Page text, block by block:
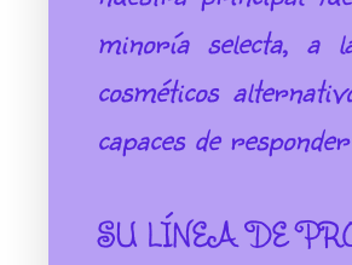
minoría selecta, a
cosméticos
capaces de
SU LÍNEA DE